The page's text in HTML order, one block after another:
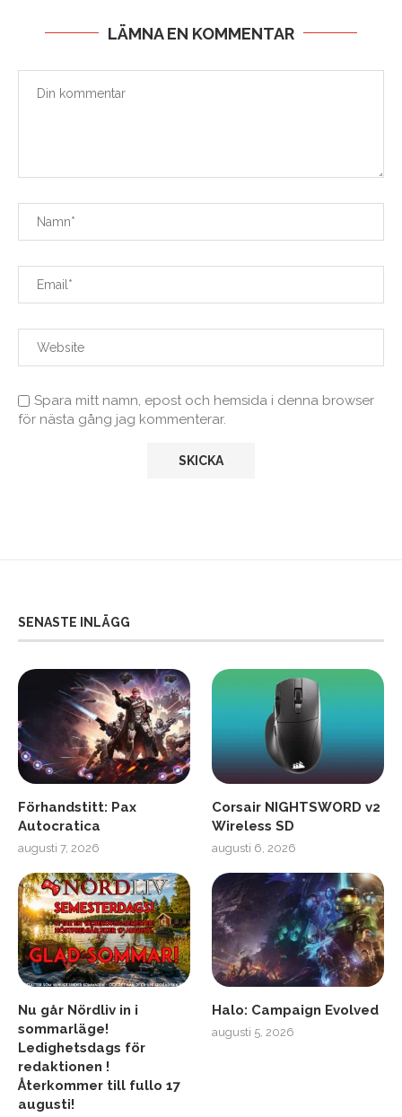
LÄMNA EN KOMMENTAR
Spara mitt namn, epost och hemsida i denna browser
för nästa gång jag kommenterar.
SENASTE INLÄGG
Förhandstitt: Pax
Autocratica
augusti 7, 2026
Corsair NIGHTSWORD v2
Wireless SD
augusti 6, 2026
Nu går Nördliv in i
sommarläge!
Ledighetsdags för
redaktionen !
Återkommer till fullo 17
augusti!
Halo: Campaign Evolved
augusti 5, 2026